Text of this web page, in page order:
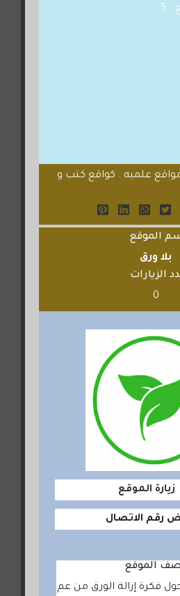
5
علميه . كواقع كتب و
الموقع
بلا ورق
الزيارات
0
زيارة الموقع
رقم الاتصال
الموقع
فكرة إزالة الورق من عم